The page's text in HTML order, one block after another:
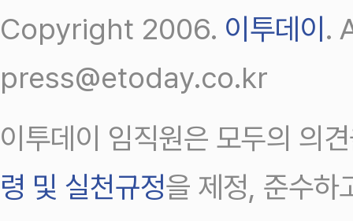
Copyright 2006. 이투데이 .
press@etoday.co.kr
이투데이 임직원은 모두의 의
령 및 실천규정을 제정, 준수하